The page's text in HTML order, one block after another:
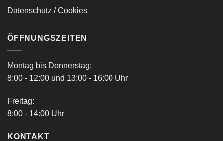
Datenschutz / Cookies
ÖFFNUNGSZEITEN
Montag bis Donnerstag:
8:00 - 12:00 und 13:00 - 16:00 Uhr
Freitag:
8:00 - 14:00 Uhr
KONTAKT